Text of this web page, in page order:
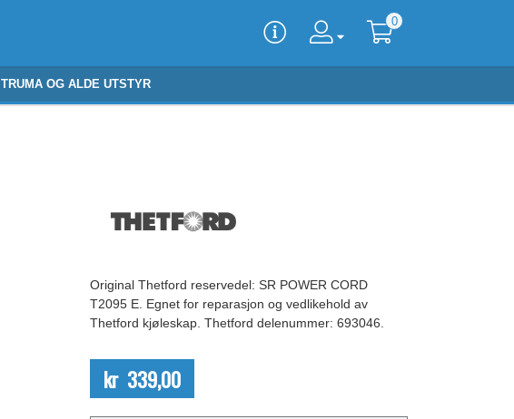
0
TRUMA OG ALDE UTSTYR
Original Thetford reservedel: SR POWER CORD
T2095 E. Egnet for reparasjon og vedlikehold av
Thetford kjøleskap. Thetford delenummer: 693046.
kr 339,00